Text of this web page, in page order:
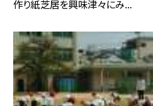
作り紙芝居を興味津々にみ...